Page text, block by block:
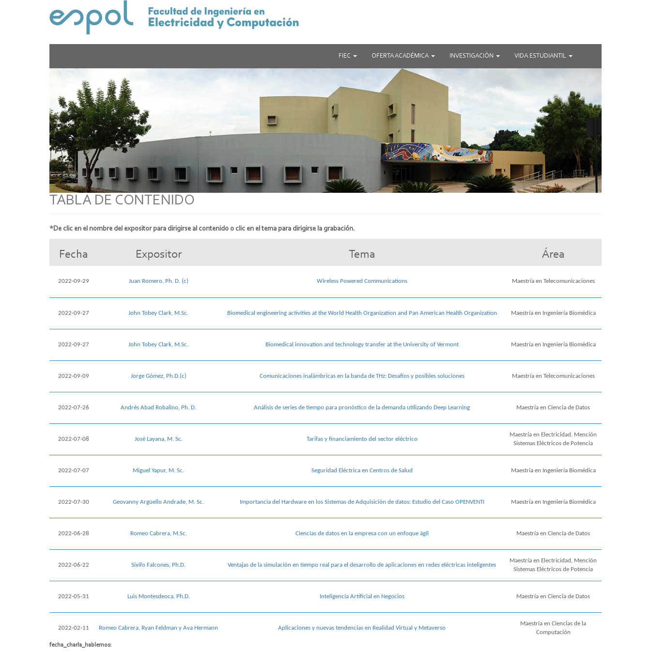
FIEC OFERTA ACADÉMICA INVESTIGACIÓN VIDA ESTUDIANTIL
TABLA DE CONTENIDO
*De clic en el nombre del expositor para dirigirse al contenido o clic en el tema para dirigirse la grabación.
Fecha Expositor Tema Área
2022-09-29 Juan Romero, Ph. D. (c) Wireless Powered Communications Maestría en Telecomunicaciones
2022-09-27 John Tobey Clark, M.Sc. Biomedical engineering activities at the World Health Organization and Pan American Health Organization Maestría en Ingeniería Biomédica
2022-09-27 John Tobey Clark, M.Sc. Biomedical innovation and technology transfer at the University of Vermont Maestría en Ingeniería Biomédica
2022-09-09 Jorge Gómez, Ph.D.(c) Comunicaciones inalámbricas en la banda de THz: Desafíos y posibles soluciones Maestría en Telecomunicaciones
2022-07-26 Andrés Abad Robalino, Ph. D. Análisis de series de tiempo para pronóstico de la demanda utilizando Deep Learning Maestría en Ciencia de Datos
2022-07-08 José Layana, M. Sc. Tarifas y financiamiento del sector eléctrico
Maestría en Electricidad, Mención
Sistemas Eléctricos de Potencia
2022-07-07 Miguel Yapur, M. Sc. Seguridad Eléctrica en Centros de Salud Maestría en Ingeniería Biomédica
2022-07-30 Geovanny Argüello Andrade, M. Sc. Importancia del Hardware en los Sistemas de Adquisición de datos: Estudio del Caso OPENVENTI Maestría en Ingeniería Biomédica
2022-06-28 Romeo Cabrera, M.Sc. Ciencias de datos en la empresa con un enfoque ágil Maestría en Ciencia de Datos
2022-06-22 Síxifo Falcones, Ph.D. Ventajas de la simulación en tiempo real para el desarrollo de aplicaciones en redes eléctricas inteligentes
Maestría en Electricidad, Mención
Sistemas Eléctricos de Potencia
2022-05-31 Luis Montesdeoca, Ph.D. Inteligencia Artificial en Negocios Maestría en Ciencia de Datos
2022-02-11 Romeo Cabrera, Ryan Feldman y Ava Hermann Aplicaciones y nuevas tendencias en Realidad Virtual y Metaverso
Maestría en Ciencias de la
Computación
fecha_charla_hablemos: